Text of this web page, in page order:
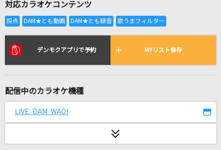
全国りれき
リアルタイムで歌われている曲の一覧
コンプレックス・イマージュ
キセキ
対応カラオケコンテンツ
デンモクアプリで予約 MYリスト保存
配信中のカラオケ機種
LIVE DAM WAO!